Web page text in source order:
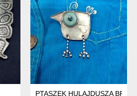
PTASZEK HULAJDUSZA